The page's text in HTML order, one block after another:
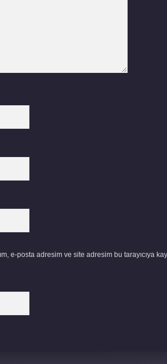
e-posta adresim ve site adresim bu tarayıcıya